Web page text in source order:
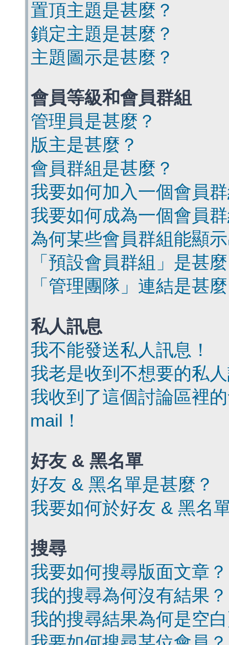
置頂主題是甚麼？
鎖定主題是甚麼？
主題圖示是甚麼？
會員等級和會員群組
管理員是甚麼？
版主是甚麼？
會員群組是甚麼？
我要如何加入一個會員
我要如何成為一個會員
為何某些會員群組能顯
「預設會員群組」是甚
「管理團隊」連結是甚
私人訊息
我不能發送私人訊息！
我老是收到不想要的私
我收到了這個討論區裡
mail！
好友 & 黑名單
好友 & 黑名單是甚麼？
我要如何於好友 & 黑名
搜尋
我要如何搜尋版面文章？
我的搜尋為何沒有結果？
我的搜尋結果為何是空